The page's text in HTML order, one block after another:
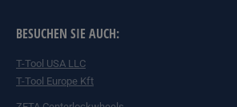
BESUCHEN SIE AUCH:
T-Tool USA LLC
T-Tool Europe Kft